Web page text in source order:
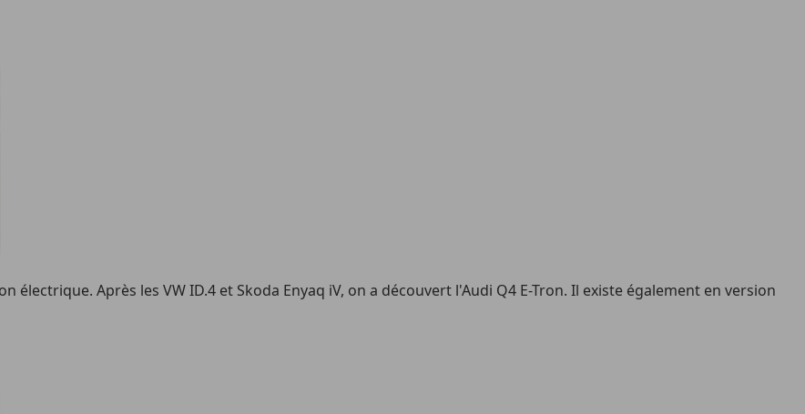
Après les VW ID.4 et Skoda Enyaq iV, on a découvert l'Audi Q4 E-Tron. Il existe également en version